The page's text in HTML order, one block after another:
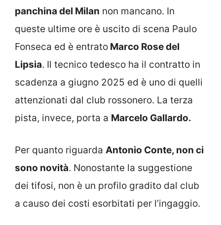
panchina del Milan non mancano. In
queste ultime ore è uscito di scena Paulo
Fonseca ed è entrato Marco Rose del
Lipsia. Il tecnico tedesco ha il contratto in
scadenza a giugno 2025 ed è uno di quelli
attenzionati dal club rossonero. La terza
pista, invece, porta a Marcelo Gallardo.
Per quanto riguarda Antonio Conte, non ci
sono novità. Nonostante la suggestione
dei tifosi, non è un profilo gradito dal club
a causo dei costi esorbitati per l’ingaggio.